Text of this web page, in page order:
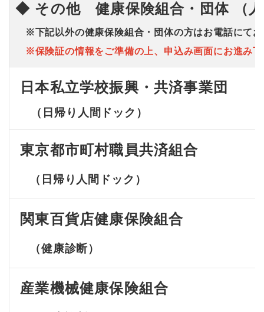
◆ その他 健康保険組合・団体 （人
※下記以外の健康保険組合・団体の方はお電話にてお
※保険証の情報をご準備の上、申込み画面にお進み下
日本私立学校振興・共済事業団
（日帰り人間ドック）
東京都市町村職員共済組合
（日帰り人間ドック）
関東百貨店健康保険組合
（健康診断）
産業機械健康保険組合